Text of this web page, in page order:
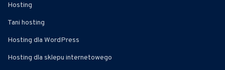
Hosting
Tani hosting
Hosting dla WordPress
Hosting dla sklepu internetowego